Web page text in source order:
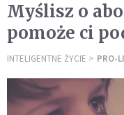
Myślisz o
pomoże ci
INTELIGENTNE ŻYCIE PRO-